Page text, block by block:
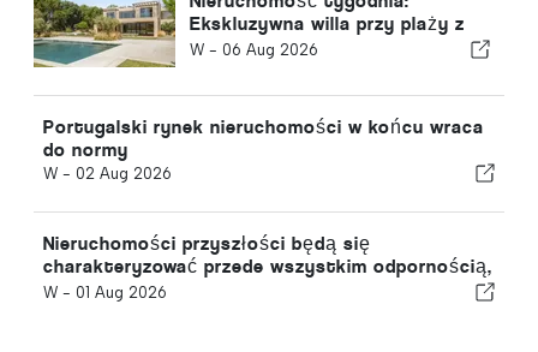
Ekskluzywna willa przy plaży z
panoramicznym widokiem na
W - 06 Aug 2026
Portugalski rynek nieruchomości w końcu wraca
do normy
W - 02 Aug 2026
Nieruchomości przyszłości będą się
charakteryzować przede wszystkim odpornością,
a nie tylko lokalizacją
W - 01 Aug 2026